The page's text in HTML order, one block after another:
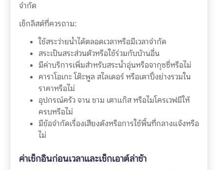
จำกัด
เช็กลิสต์ที่ควรถาม:
ใช้สระว่ายน้ำได้ตลอดเวลาหรือมีเวลาจำกัด
สระเป็นสระส่วนตัวหรือใช้ร่วมกับบ้านอื่น
มีค่าบริการเพิ่มสำหรับสระน้ำอุ่นหรือจากุซซี่หรือไม่
คาราโอเกะ โต๊ะพูล สไลเดอร์ หรือเตาปิ้งย่างรวมใน
ราคาหรือไม่
อุปกรณ์ครัว จาน ชาม เตาแก๊ส หรือไมโครเวฟมีให้
ครบหรือไม่
มีข้อจำกัดเรื่องเสียงดังหรือการใช้พื้นที่กลางแจ้งหรือ
ไม่
ค่าเช็กอินก่อนเวลาและเช็กเอาต์ล่าช้า